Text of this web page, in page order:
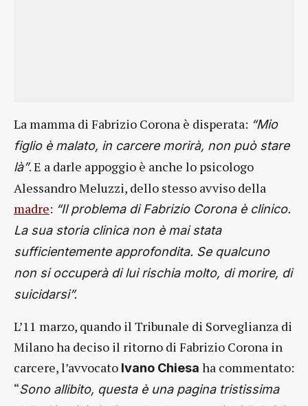
La mamma di Fabrizio Corona è disperata: “Mio
figlio è malato, in carcere morirà, non può stare
là”. E a darle appoggio è anche lo psicologo
Alessandro Meluzzi, dello stesso avviso della
madre: “Il problema di Fabrizio Corona è clinico.
La sua storia clinica non è mai stata
sufficientemente approfondita. Se qualcuno
non si occuperà di lui rischia molto, di morire, di
suicidarsi”.
L’11 marzo, quando il Tribunale di Sorveglianza di
Milano ha deciso il ritorno di Fabrizio Corona in
carcere, l’avvocato Ivano Chiesa ha commentato:
“Sono allibito, questa è una pagina tristissima